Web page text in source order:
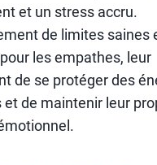
et un stress accru.
de limites saines
les empathes, leur
de se protéger des
et de maintenir leur